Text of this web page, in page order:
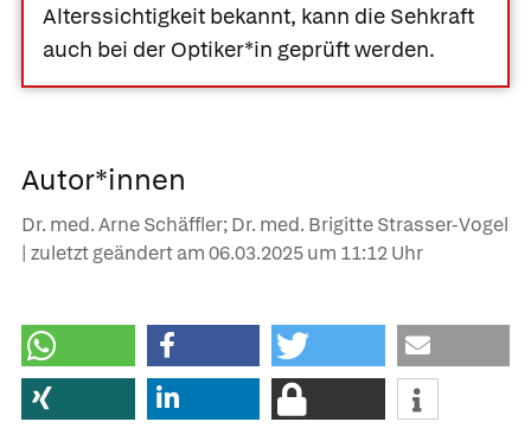
Alterssichtigkeit bekannt, kann die Sehkraft
auch bei der Optiker*in geprüft werden.
Autor*innen
Dr. med. Arne Schäffler; Dr. med. Brigitte Strasser-Vogel
| zuletzt geändert am06.03.2025um 11:12 Uhr